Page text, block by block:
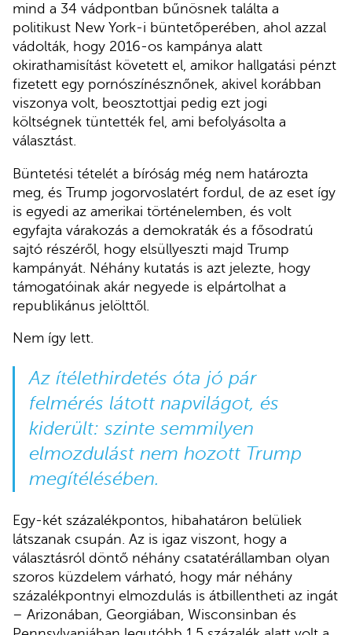
mind a 34 vádpontban bűnösnek találta a
politikust New York-i büntetőperében, ahol azzal
vádolták, hogy 2016-os kampánya alatt
okirathamisítást követett el, amikor hallgatási pénzt
fizetett egy pornószínésznőnek, akivel korábban
viszonya volt, beosztottjai pedig ezt jogi
költségnek tüntették fel, ami befolyásolta a
választást.
Büntetési tételét a bíróság még nem határozta
meg, és Trump jogorvoslatért fordul, de az eset így
is egyedi az amerikai történelemben, és volt
egyfajta várakozás a demokraták és a fősodratú
sajtó részéről, hogy elsüllyeszti majd Trump
kampányát. Néhány kutatás is azt jelezte, hogy
támogatóinak akár negyede is elpártolhat a
republikánus jelölttől.
Nem így lett.
Az ítélethirdetés óta jó pár
felmérés látott napvilágot, és
kiderült: szinte semmilyen
elmozdulást nem hozott Trump
megítélésében.
Egy-két százalékpontos, hibahatáron belüliek
látszanak csupán. Az is igaz viszont, hogy a
választásról döntő néhány csatatérállamban olyan
szoros küzdelem várható, hogy már néhány
százalékpontnyi elmozdulás is átbillentheti az ingát
– Arizonában, Georgiában, Wisconsinban és